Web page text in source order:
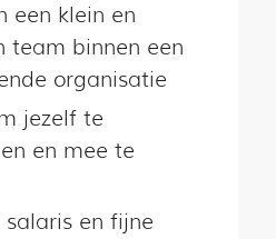
een klein en
team binnen een
organisatie
jezelf te
en mee te
salaris en fijne